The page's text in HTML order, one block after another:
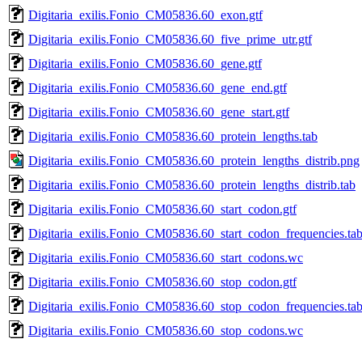
Digitaria_exilis.Fonio_CM05836.60_exon.gtf
Digitaria_exilis.Fonio_CM05836.60_five_prime_utr.gtf
Digitaria_exilis.Fonio_CM05836.60_gene.gtf
Digitaria_exilis.Fonio_CM05836.60_gene_end.gtf
Digitaria_exilis.Fonio_CM05836.60_gene_start.gtf
Digitaria_exilis.Fonio_CM05836.60_protein_lengths.tab
Digitaria_exilis.Fonio_CM05836.60_protein_lengths_distrib.png
Digitaria_exilis.Fonio_CM05836.60_protein_lengths_distrib.tab
Digitaria_exilis.Fonio_CM05836.60_start_codon.gtf
Digitaria_exilis.Fonio_CM05836.60_start_codon_frequencies.tab
Digitaria_exilis.Fonio_CM05836.60_start_codons.wc
Digitaria_exilis.Fonio_CM05836.60_stop_codon.gtf
Digitaria_exilis.Fonio_CM05836.60_stop_codon_frequencies.tab
Digitaria_exilis.Fonio_CM05836.60_stop_codons.wc